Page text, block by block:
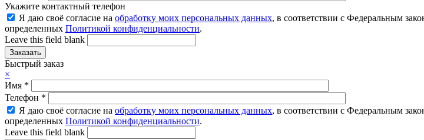
Укажите контактный телефон
Я даю своё согласие на обработку моих персональных данных, в соответствии с Федеральным
определенных Политикой конфиденциальности.
Leave this field blank
Быстрый заказ
×
Имя *
Телефон *
Я даю своё согласие на обработку моих персональных данных, в соответствии с Федеральным
определенных Политикой конфиденциальности.
Leave this field blank